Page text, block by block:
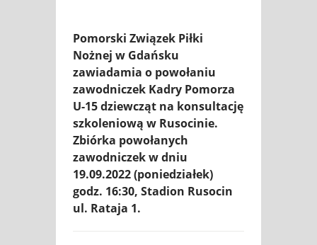
Pomorski Związek Piłki
Nożnej w Gdańsku
zawiadamia o powołaniu
zawodniczek Kadry Pomorza
U-15 dziewcząt na konsultację
szkoleniową w Rusocinie.
Zbiórka powołanych
zawodniczek w dniu
19.09.2022 (poniedziałek)
godz. 16:30, Stadion Rusocin
ul. Rataja 1.